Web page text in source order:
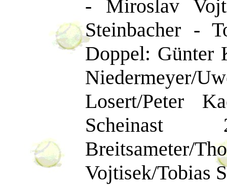
- Miroslav
Steinbacher -
Doppel: Günter
Niedermeyer/
Losert/Peter
Breitsameter/
Vojtisek/Tobias